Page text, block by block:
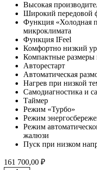
Высокая
Широкий передовой
Функция «Холодная
микроклимата
Функция IFeel
Комфортно низкий
Компактные размеры
Авторестарт
Автоматическая
Нагрев при низкой
Самодиагностика и
Таймер
Режим «Турбо»
Режим
Режим
жалюзи
Пуск при низком
161 700,00 ₽